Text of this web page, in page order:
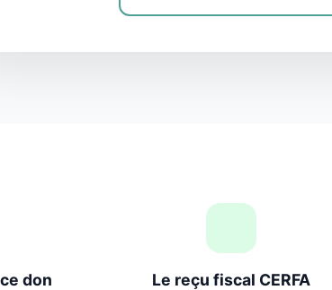
don
Le reçu fiscal CERFA